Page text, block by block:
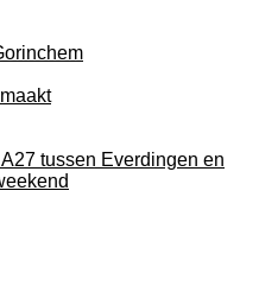
tussen Everdingen en